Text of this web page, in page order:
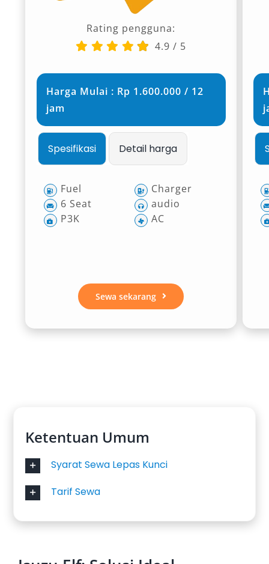
Rating pengguna:
4.9 / 5
Harga Mulai : Rp 1.600.000 / 12
jam
Spesifikasi Detail harga
Fuel
6 Seat
P3K
Charger
audio
AC
Sewa sekarang
Ketentuan Umum
Syarat Sewa Lepas Kunci
Tarif Sewa